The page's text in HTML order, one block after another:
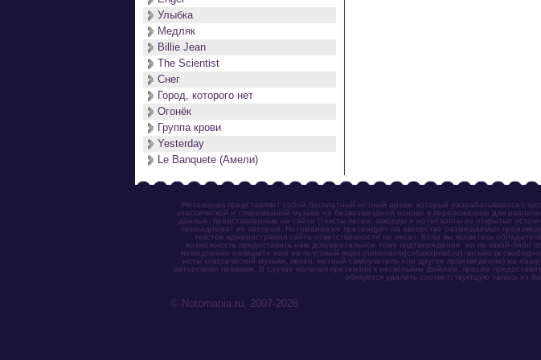
Улыбка
Медляк
Billie Jean
The Scientist
Снег
Город, которого нет
Огонёк
Группа крови
Yesterday
Le Banquete (Амели)
Нотомания представляет собой бесплатный нотный архив, который разрабатывается с
классической и современной музыки на безвозмездной основе в переложениях для
данные, представленные на сайте (тексты песен, аккорды и ноты) взяты из открытых
принадлежат их авторам. Нотомания не претендует на авторство размещаемых
текстов администрация сайта ответственности не несет. Если вы являетесь
возможность предоставить нам документальное тому подтверждение, но по какой-
немедленно напишите нам на почтовый ящик (notomania[собака]mail.ru) письмо (в
ноты классической музыки, песен, нотный самоучитель или другое произведение) на
авторскими правами. В случае наличия претензии к нескольким файлам, просим
обязуется удалить соответствующую запись из
© Notomania.ru, 2007-2026